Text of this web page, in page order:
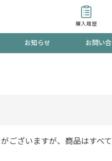
購入履歴
お知らせ お問い
ございますが、商品はすべ